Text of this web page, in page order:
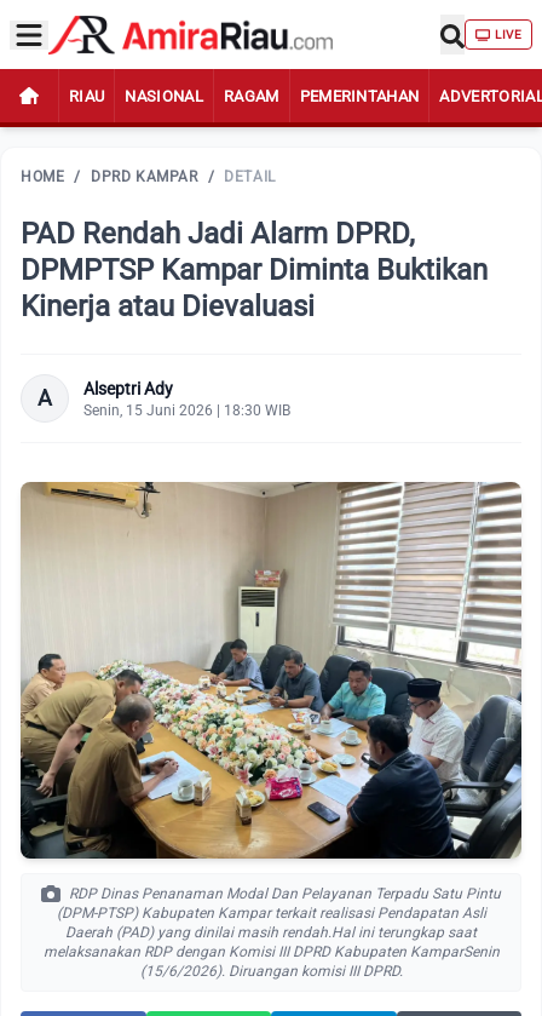
LIVE
RIAU NASIONAL RAGAM PEMERINTAHAN
HOME / DPRD KAMPAR / DETAIL
PAD Rendah Jadi Alarm DPRD,
DPMPTSP Kampar Diminta Buktikan
Kinerja atau Dievaluasi
A Alseptri Ady
Senin, 15 Juni 2026 | 18:30 WIB
RDP Dinas Penanaman Modal Dan Pelayanan Terpadu Satu Pintu
(DPM-PTSP) Kabupaten Kampar terkait realisasi Pendapatan Asli
Daerah (PAD) yang dinilai masih rendah.Hal ini terungkap saat
melaksanakan RDP dengan Komisi III DPRD Kabupaten KamparSenin
(15/6/2026). Diruangan komisi III DPRD.